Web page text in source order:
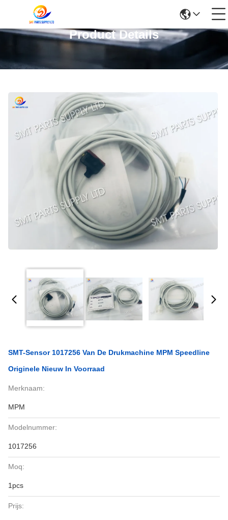
Product Details
SMT-Sensor 1017256 Van De Drukmachine MPM Speedline
Originele Nieuw In Voorraad
Merknaam:
MPM
Modelnummer:
1017256
Moq:
1pcs
Prijs: